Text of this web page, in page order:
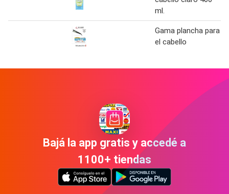
ml.
Gama plancha para
el cabello
Bajá la app gratis y accedé a
1100+ tiendas